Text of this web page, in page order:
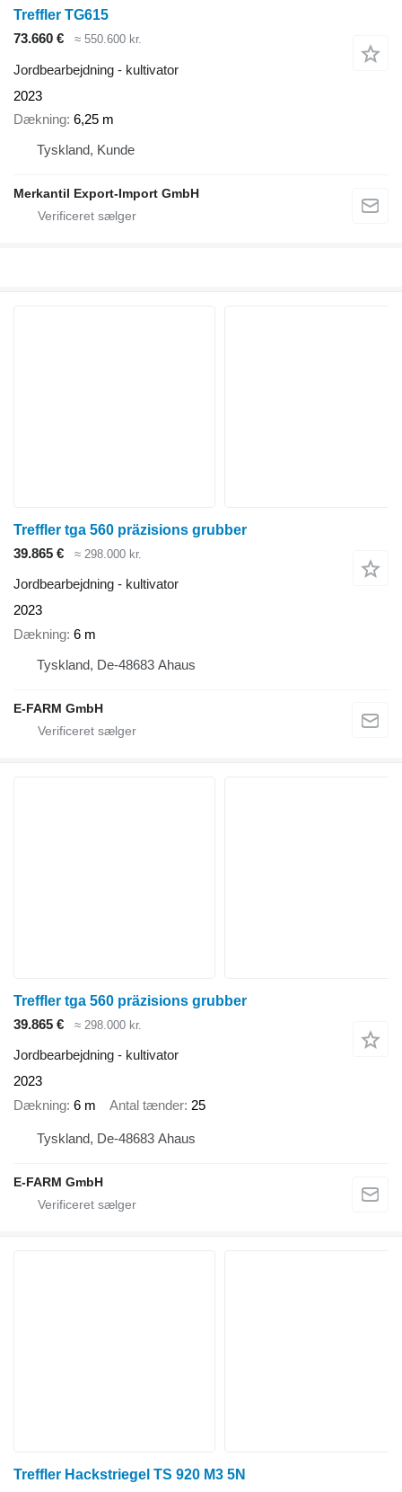
Treffler TG615
73.660 €
≈ 550.600 kr.
Jordbearbejdning - kultivator
2023
Dækning 6,25 m
Tyskland, Kunde
Merkantil Export-Import GmbH
Treffler tga 560 präzisions grubber
39.865 €
≈ 298.000 kr.
Jordbearbejdning - kultivator
2023
Dækning 6 m
Tyskland, De-48683 Ahaus
E-FARM GmbH
Treffler tga 560 präzisions grubber
39.865 €
≈ 298.000 kr.
Jordbearbejdning - kultivator
2023
Dækning 6 m Antal tænder 25
Tyskland, De-48683 Ahaus
E-FARM GmbH
Treffler Hackstriegel TS 920 M3 5N